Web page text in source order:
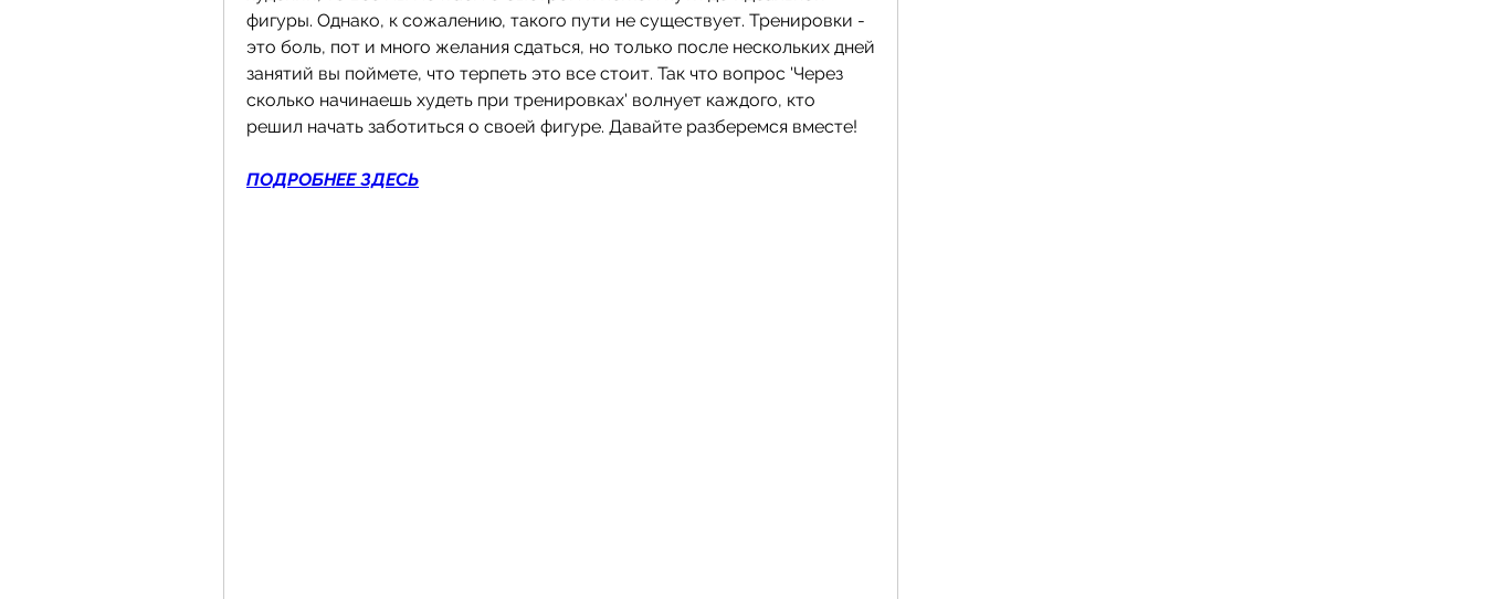
фигуры. Однако, к сожалению, такого пути не существует. Тренировки -
это боль, пот и много желания сдаться, но только после нескольких дней
занятий вы поймете, что терпеть это все стоит. Так что вопрос 'Через
сколько начинаешь худеть при тренировках' волнует каждого, кто
решил начать заботиться о своей фигуре. Давайте разберемся вместе!
ПОДРОБНЕЕ ЗДЕСЬ